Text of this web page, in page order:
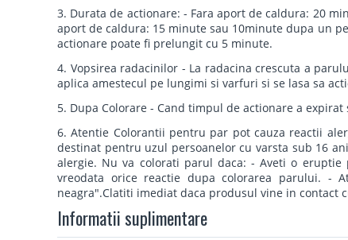
3. Durata de actionare: - Fara aport de caldura: 20
aport de caldura: 15 minute sau 10minute dupa un
actionare poate fi prelungit cu 5 minute.
4. Vopsirea radacinilor - La radacina crescuta a
aplica amestecul pe lungimi si varfuri si se lasa sa
5. Dupa Colorare - Cand timpul de actionare a
6. Atentie Colorantii pentru par pot cauza reactii
destinat pentru uzul persoanelor cu varsta sub 16
alergie. Nu va colorati parul daca: - Aveti o
vreodata orice reactie dupa colorarea parului.
neagra".Clatiti imediat daca produsul vine in contact
Informatii suplimentare